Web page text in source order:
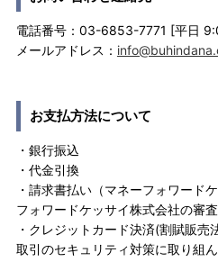
電話番号：03-6853-7771 [平日
メールアドレス：
お支払方法について
・銀行振込
・代金引換
・請求書払い（マネーフォワード
フォワードケッサイ株式会社の審査
・クレジットカード決済(割賦販売
取引のセキュリティ対策に取り組